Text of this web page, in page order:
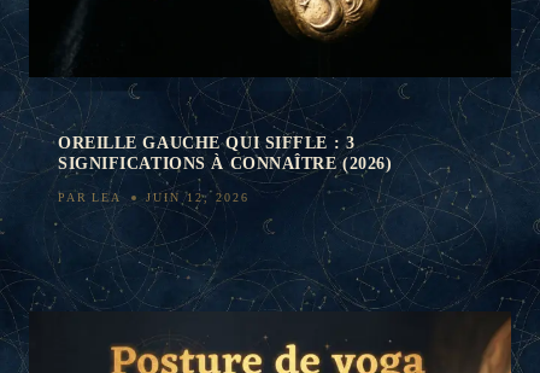
OREILLE GAUCHE QUI SIFFLE : 3
SIGNIFICATIONS À CONNAÎTRE (2026)
PAR LEA JUIN 12, 2026